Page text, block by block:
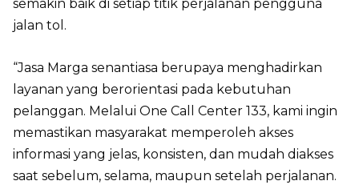
semakin baik di setiap titik perjalanan pengguna
jalan tol.
“Jasa Marga senantiasa berupaya menghadirkan
layanan yang berorientasi pada kebutuhan
pelanggan. Melalui One Call Center 133, kami ingin
memastikan masyarakat memperoleh akses
informasi yang jelas, konsisten, dan mudah diakses
saat sebelum, selama, maupun setelah perjalanan.